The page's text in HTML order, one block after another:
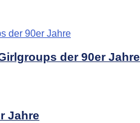
der 90er Jahre
Jahre